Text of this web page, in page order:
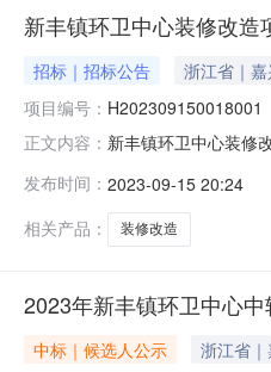
新丰镇环卫中心装修改造
招标｜招标公告 浙江省｜
项目编号： H202309150018001
正文内容： 新丰镇环卫中心装修
发布表.docx嘉兴市
发布时间： 2023-09-15 20:24
相关产品：
装修改造
2023年新丰镇环卫中心
中标｜候选人公示 浙江省